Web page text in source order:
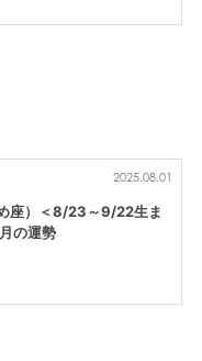
2025.08.01
座）＜8/23～9/22生ま
の運勢